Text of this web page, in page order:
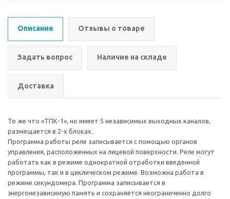
Описание Отзывы о товаре
Задать вопрос Наличие на складе
Доставка
То же что «ТПК-1», но имеет 5 независимых выходных каналов,
размещается в 2-х блоках.
Программа работы реле записывается с помощью органов
управления, расположенных на лицевой поверхности. Реле могут
работать как в режиме однократной отработки введенной
программы, так и в циклическом режиме. Возможна работа в
режиме секундомера. Программа записывается в
энергонезависимую память и сохраняется неограниченно долго